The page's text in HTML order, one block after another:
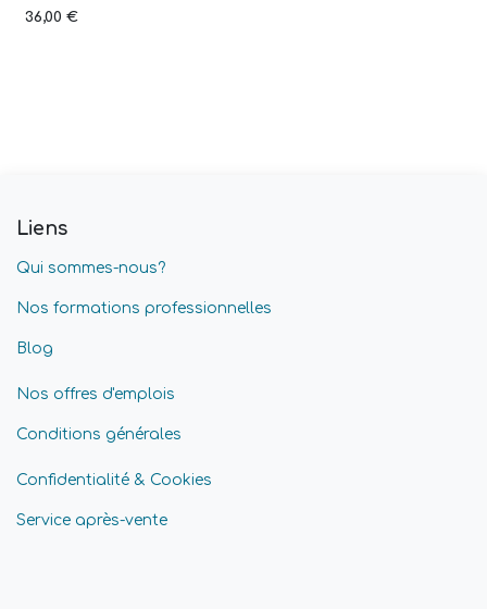
36,00 €
Liens
Qui sommes-nous?
Nos formations professionnelles
Blog
Nos offres d'emplois
Conditions générales
Confidentialité & Cookies
Service après-vente